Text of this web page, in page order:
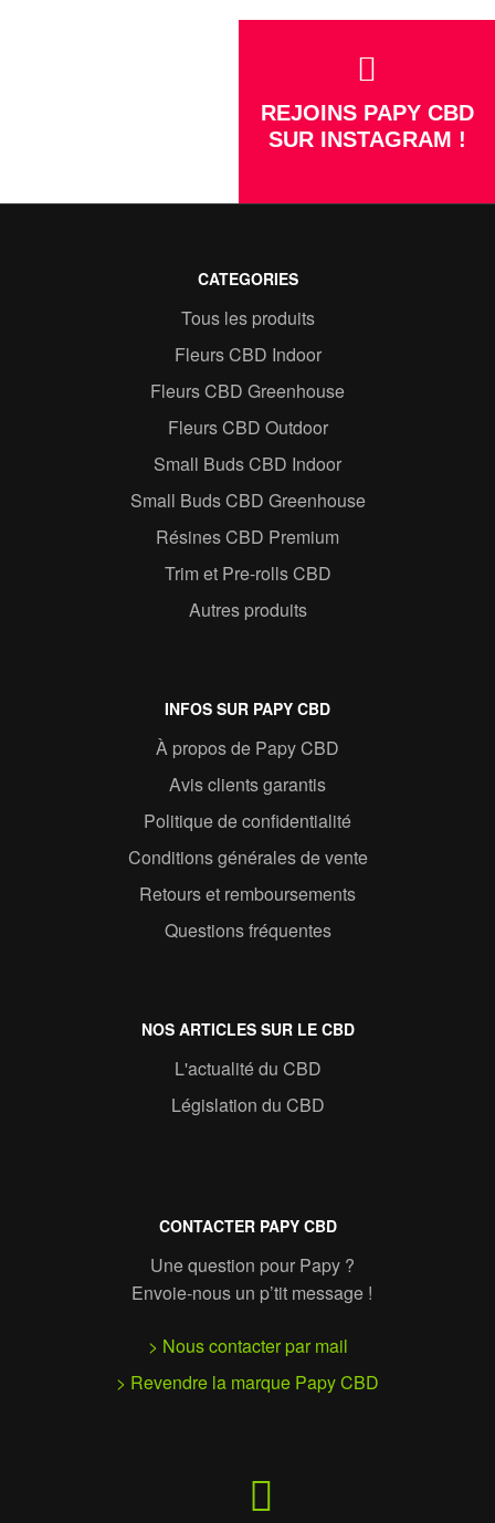
REJOINS PAPY CBD
SUR INSTAGRAM !
CATEGORIES
Tous les produits
Fleurs CBD Indoor
Fleurs CBD Greenhouse
Fleurs CBD Outdoor
Small Buds CBD Indoor
Small Buds CBD Greenhouse
Résines CBD Premium
Trim et Pre-rolls CBD
Autres produits
INFOS SUR PAPY CBD
À propos de Papy CBD
Avis clients garantis
Politique de confidentialité
Conditions générales de vente
Retours et remboursements
Questions fréquentes
NOS ARTICLES SUR LE CBD
L'actualité du CBD
Législation du CBD
CONTACTER PAPY CBD
Une question pour Papy ?
Envoie-nous un p’tit message !
> Nous contacter par mail
> Revendre la marque Papy CBD